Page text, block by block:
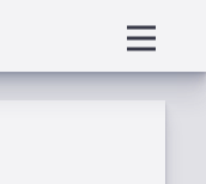
menu